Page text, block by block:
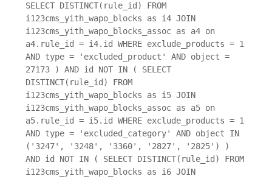
SELECT DISTINCT(rule_id) FROM
i123cms_yith_wapo_blocks as i4 JOIN
i123cms_yith_wapo_blocks_assoc as a4 on
a4.rule_id = i4.id WHERE exclude_products = 1
AND type = 'excluded_product' AND object =
27173 ) AND id NOT IN ( SELECT
DISTINCT(rule_id) FROM
i123cms_yith_wapo_blocks as i5 JOIN
i123cms_yith_wapo_blocks_assoc as a5 on
a5.rule_id = i5.id WHERE exclude_products = 1
AND type = 'excluded_category' AND object IN
('3247', '3248', '3360', '2827', '2825') )
AND id NOT IN ( SELECT DISTINCT(rule_id) FROM
i123cms_yith_wapo_blocks as i6 JOIN